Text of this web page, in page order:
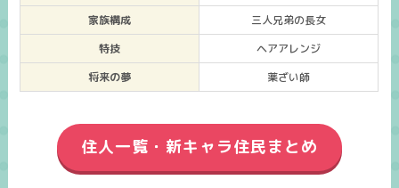
家族構成
三人兄弟の長女
特技
ヘアアレンジ
将来の夢
薬ざい師
住人一覧・新キャラ住民まとめ